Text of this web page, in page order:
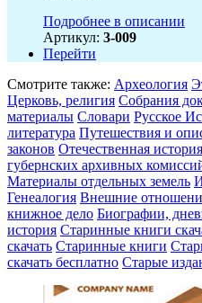
Подробнее в описании
Артикул: 3-009
Перейти
Смотрите также: Археология
Церковь, религия Собрания
материалы Словари Русское
литература Путешествия и
законов Отечественная история
губернских архивных
Материалы отдельных земель
Генеалогия Внешние
книжное дело Биографии,
история Старинные книги
скачать Старинные книги
скачать бесплатно Старые